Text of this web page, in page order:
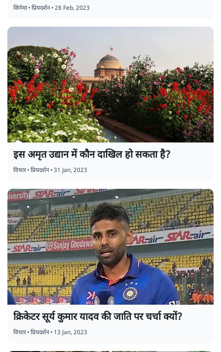
सिनेमा•प्रियदर्शन•28 Feb, 2023
इस अमृत उद्यान में कौन दाखिल हो सकता है?
विचार•प्रियदर्शन•31 Jan, 2023
क्रिकेटर सूर्य कुमार यादव की जाति पर चर्चा क्यों?
विचार•प्रियदर्शन• 13 Jan, 2023